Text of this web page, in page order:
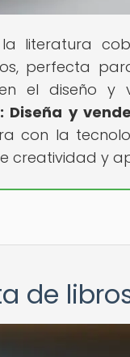
literatura
perfecta
el diseño
Diseña y
con la
creatividad y
de